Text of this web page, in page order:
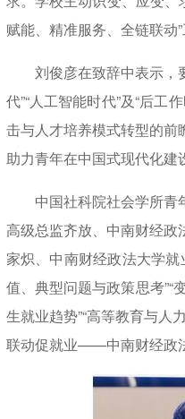
赋能、精准服务、全链联动
刘俊彦在致辞中表示，要
代”“人工智能时代”及“后
击与人才培养模式转型的
助力青年在中国式现代化建
中国社科院社会学所青
高级总监齐放、中南财经
家炽、中南财经政法大学
值、典型问题与政策思考”“
生就业趋势”“高等教育与人
联动促就业——中南财经政